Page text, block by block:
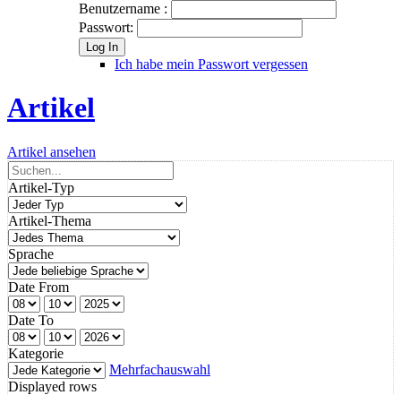
Benutzername :
Passwort:
Log In
Ich habe mein Passwort vergessen
Artikel
Artikel ansehen
Artikel-Typ
Artikel-Thema
Sprache
Date From
Date To
Kategorie
Mehrfachauswahl
Displayed rows